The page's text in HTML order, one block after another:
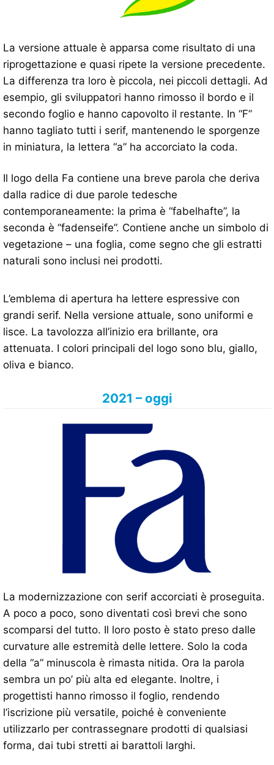
La versione attuale è apparsa come risultato di una
riprogettazione e quasi ripete la versione precedente.
La differenza tra loro è piccola, nei piccoli dettagli. Ad
esempio, gli sviluppatori hanno rimosso il bordo e il
secondo foglio e hanno capovolto il restante. In “F”
hanno tagliato tutti i serif, mantenendo le sporgenze
in miniatura, la lettera “a” ha accorciato la coda.
Il logo della Fa contiene una breve parola che deriva
dalla radice di due parole tedesche
contemporaneamente: la prima è “fabelhafte”, la
seconda è “fadenseife”. Contiene anche un simbolo di
vegetazione – una foglia, come segno che gli estratti
naturali sono inclusi nei prodotti.
L’emblema di apertura ha lettere espressive con
grandi serif. Nella versione attuale, sono uniformi e
lisce. La tavolozza all’inizio era brillante, ora
attenuata. I colori principali del logo sono blu, giallo,
oliva e bianco.
2021 – oggi
La modernizzazione con serif accorciati è proseguita.
A poco a poco, sono diventati così brevi che sono
scomparsi del tutto. Il loro posto è stato preso dalle
curvature alle estremità delle lettere. Solo la coda
della “a” minuscola è rimasta nitida. Ora la parola
sembra un po’ più alta ed elegante. Inoltre, i
progettisti hanno rimosso il foglio, rendendo
l’iscrizione più versatile, poiché è conveniente
utilizzarlo per contrassegnare prodotti di qualsiasi
forma, dai tubi stretti ai barattoli larghi.